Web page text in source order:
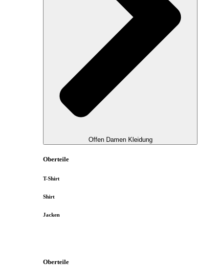
Offen Damen Kleidung
Oberteile
T-Shirt
Shirt
Jacken
Oberteile